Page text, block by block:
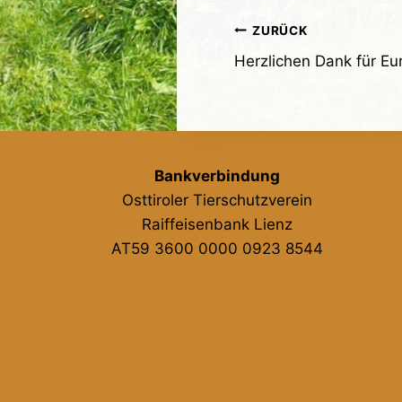
ZURÜCK
Herzlichen Dank für
Bankverbindung
Osttiroler Tierschutzverein
Raiffeisenbank Lienz
AT59 3600 0000 0923 8544